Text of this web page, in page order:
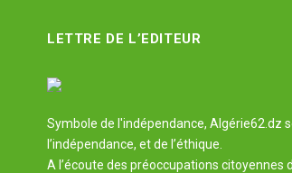
LETTRE DE L’EDITEUR
Symbole de l'indépendance, Algérie62.dz
l’indépendance, et de l’éthique.
A l’écoute des préoccupations citoyennes